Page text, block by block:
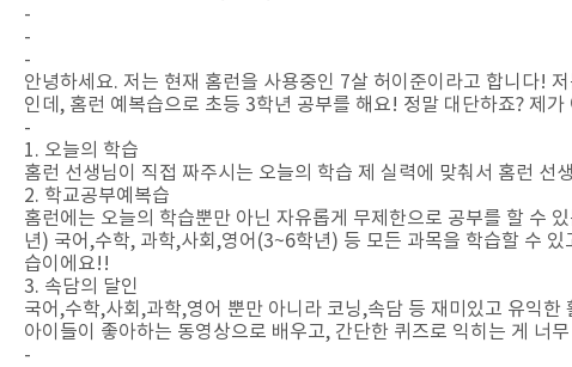
-
-
-
안녕하세요. 저는 현재 홈런을 사용중인 7살 허이준이라고 합니다!
인데, 홈런 예복습으로 초등 3학년 공부를 해요! 정말 대단하죠? 제
-
1. 오늘의 학습
홈런 선생님이 직접 짜주시는 오늘의 학습 제 실력에 맞춰서 홈런
2. 학교공부예복습
홈런에는 오늘의 학습뿐만 아닌 자유롭게 무제한으로 공부를 할 수
년) 국어,수학, 과학,사회,영어(3~6학년) 등 모든 과목을 학습할 수
습이에요!!
3. 속담의 달인
국어,수학,사회,과학,영어 뿐만 아니라 코닝,속담 등 재미있고 유익
아이들이 좋아하는 동영상으로 배우고, 간단한 퀴즈로 익히는 게 너
-